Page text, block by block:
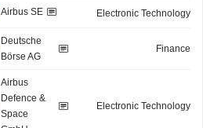
Airbus SE Electronic Technology
Deutsche
Börse AG
Finance
Airbus
Defence &
Space
Electronic Technology